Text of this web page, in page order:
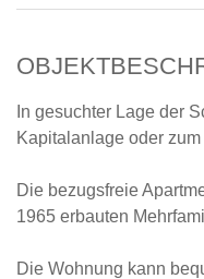
In gesuchter Lage der
Kapitalanlage oder
Die bezugsfreie
1965 erbauten
Die Wohnung kann